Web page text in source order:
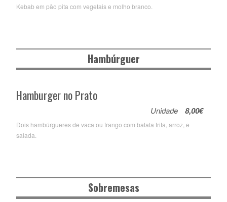
Kebab em pão pita com vegetais e molho branco.
Hambúrguer
Hamburger no Prato
Unidade 8,00€
Dois hambúrgueres de vaca ou frango com batata frita, arroz, e
salada.
Sobremesas